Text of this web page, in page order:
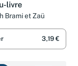
livre
Brami et Zaü
3,19 €